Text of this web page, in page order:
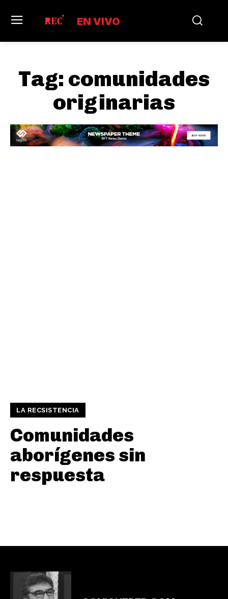
EN VIVO
Tag: comunidades
originarias
LA RECSISTENCIA
Comunidades
aborígenes sin
respuesta